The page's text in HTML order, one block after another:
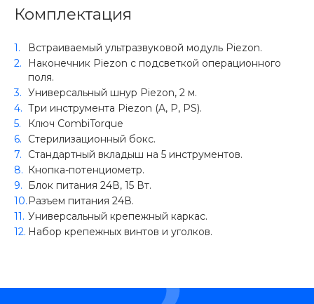
Комплектация
Встраиваемый ультразвуковой модуль Piezon.
Наконечник Piezon с подсветкой операционного
поля.
Универсальный шнур Piezon, 2 м.
Три инструмента Piezon (A, P, PS).
Ключ CombiTorque
Стерилизационный бокс.
Стандартный вкладыш на 5 инструментов.
Кнопка-потенциометр.
Блок питания 24В, 15 Вт.
Разъем питания 24В.
Универсальный крепежный каркас.
Набор крепежных винтов и уголков.